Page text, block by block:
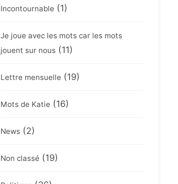
Incontournable (1)
Je joue avec les mots car les mots
jouent sur nous (11)
Lettre mensuelle (19)
Mots de Katie (16)
News (2)
Non classé (19)